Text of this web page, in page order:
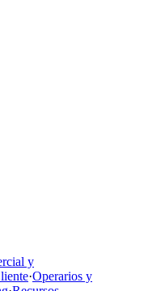
y
·Operarios y